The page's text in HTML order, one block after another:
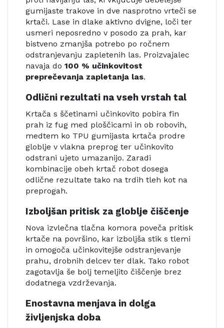
gumijaste trakove in dve nasprotno vrteči se
krtači. Lase in dlake aktivno dvigne, loči ter
usmeri neposredno v posodo za prah, kar
bistveno zmanjša potrebo po ročnem
odstranjevanju zapletenih las. Proizvajalec
navaja do 100 % učinkovitost
preprečevanja zapletanja las.
Odlični rezultati na vseh vrstah tal
Krtača s ščetinami učinkovito pobira fin
prah iz fug med ploščicami in ob robovih,
medtem ko TPU gumijasta krtača prodre
globlje v vlakna preprog ter učinkovito
odstrani ujeto umazanijo. Zaradi
kombinacije obeh krtač robot dosega
odlične rezultate tako na trdih tleh kot na
preprogah.
Izboljšan pritisk za globlje čiščenje
Nova izvlečna tlačna komora poveča pritisk
krtače na površino, kar izboljša stik s tlemi
in omogoča učinkovitejše odstranjevanje
prahu, drobnih delcev ter dlak. Tako robot
zagotavlja še bolj temeljito čiščenje brez
dodatnega vzdrževanja.
Enostavna menjava in dolga
življenjska doba